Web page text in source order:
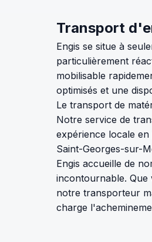
Transport
Engis se situe à
particulièrement
mobilisable
optimisés et une
Le transport de
Notre service de
expérience locale
Saint-Georges-sur-
Engis accueille de
incontournable.
notre transporteur
charge